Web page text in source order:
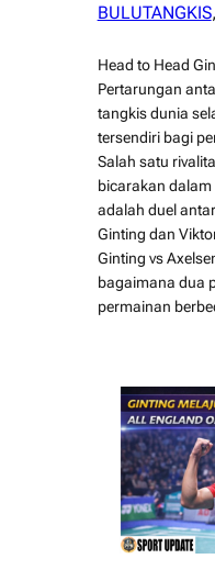
BULUTANGKIS,
Head to Head
Pertarungan
tangkis dunia
tersendiri bagi
Salah satu
bicarakan
adalah duel
Ginting dan
Ginting vs
bagaimana dua
permainan